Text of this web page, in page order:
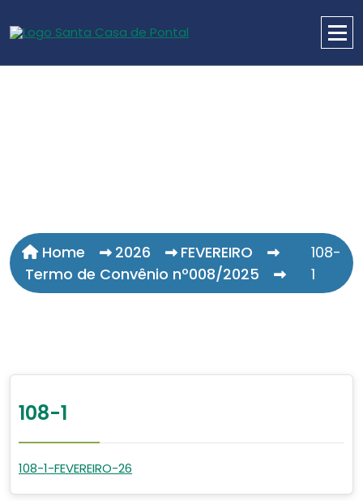
Home 2026
FEVEREIRO
Termo de Convênio nº008/2025
108-
1
108-1
108-1-FEVEREIRO-26